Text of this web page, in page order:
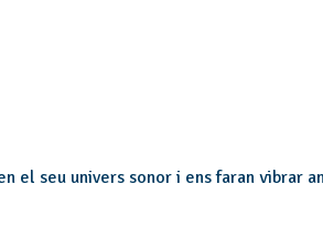
el seu univers sonor i ens faran vibrar